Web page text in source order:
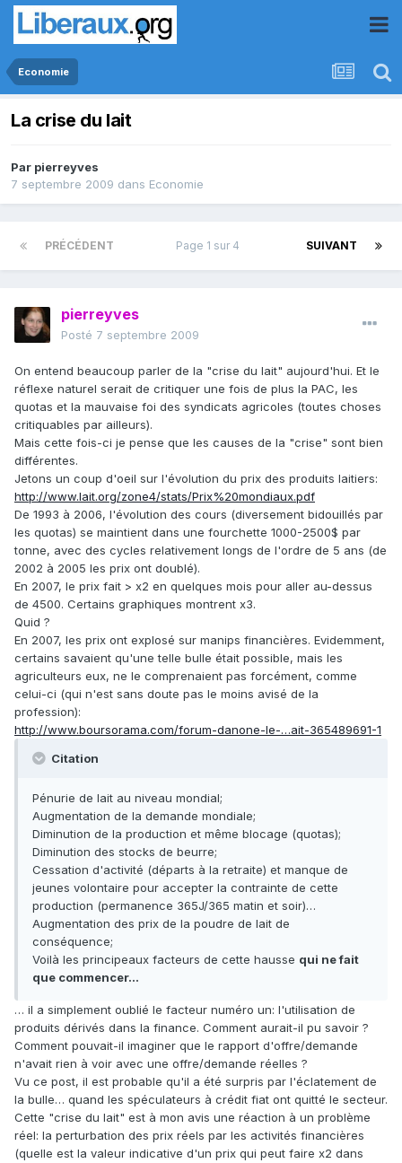
Economie
La crise du lait
Par pierreyves
7 septembre 2009 dans Economie
PRÉCÉDENT SUIVANT
Page 1 sur 4
pierreyves
Posté 7 septembre 2009
On entend beaucoup parler de la "crise du lait" aujourd'hui. Et le
réflexe naturel serait de critiquer une fois de plus la PAC, les
quotas et la mauvaise foi des syndicats agricoles (toutes choses
critiquables par ailleurs).
Mais cette fois-ci je pense que les causes de la "crise" sont bien
différentes.
Jetons un coup d'oeil sur l'évolution du prix des produits laitiers:
http://www.lait.org/zone4/stats/Prix%20mondiaux.pdf
De 1993 à 2006, l'évolution des cours (diversement bidouillés par
les quotas) se maintient dans une fourchette 1000-2500$ par
tonne, avec des cycles relativement longs de l'ordre de 5 ans (de
2002 à 2005 les prix ont doublé).
En 2007, le prix fait > x2 en quelques mois pour aller au-dessus
de 4500. Certains graphiques montrent x3.
Quid ?
En 2007, les prix ont explosé sur manips financières. Evidemment,
certains savaient qu'une telle bulle était possible, mais les
agriculteurs eux, ne le comprenaient pas forcément, comme
celui-ci (qui n'est sans doute pas le moins avisé de la
profession):
http://www.boursorama.com/forum-danone-le-…ait-365489691-1
Citation
Pénurie de lait au niveau mondial;
Augmentation de la demande mondiale;
Diminution de la production et même blocage (quotas);
Diminution des stocks de beurre;
Cessation d'activité (départs à la retraite) et manque de
jeunes volontaire pour accepter la contrainte de cette
production (permanence 365J/365 matin et soir)…
Augmentation des prix de la poudre de lait de
conséquence;
Voilà les principeaux facteurs de cette hausse qui ne fait
que commencer…
… il a simplement oublié le facteur numéro un: l'utilisation de
produits dérivés dans la finance. Comment aurait-il pu savoir ?
Comment pouvait-il imaginer que le rapport d'offre/demande
n'avait rien à voir avec une offre/demande réelles ?
Vu ce post, il est probable qu'il a été surpris par l'éclatement de
la bulle… quand les spéculateurs à crédit fiat ont quitté le secteur.
Cette "crise du lait" est à mon avis une réaction à un problème
réel: la perturbation des prix réels par les activités financières
(quelle est la valeur indicative d'un prix qui peut faire x2 dans